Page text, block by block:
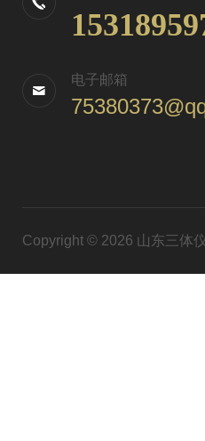
电子邮箱
Copyright © 2026 山东三体